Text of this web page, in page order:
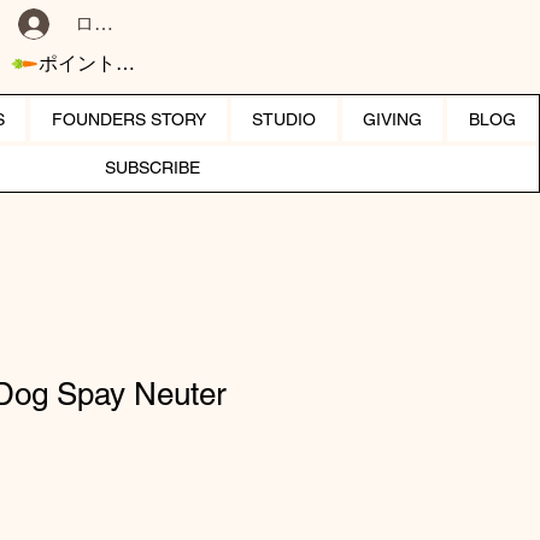
ログイン
ポイントを表示
FOUNDERS STORY STUDIO GIVING BLOG
SUBSCRIBE
Spay Neuter